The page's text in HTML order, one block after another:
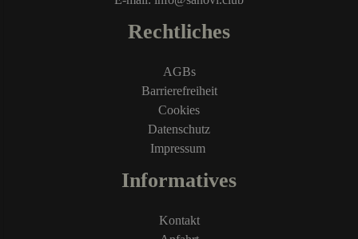
Rechtliches
AGBs
Barrierefreiheit
Cookies
Datenschutz
Impressum
Informatives
Kontakt